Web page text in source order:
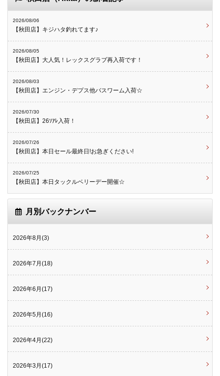
2026/08/06
【秋田店】キジハタ釣れてます♪
2026/08/05
【秋田店】大人気！レックスグラブ再入荷です！
2026/08/03
【秋田店】エンジン・デプス他バスワーム入荷☆
2026/07/30
【秋田店】26ｿｱﾚ入荷！
2026/07/26
【秋田店】本日セール最終日!お急ぎください!
2026/07/25
【秋田店】本日タックルベリーデー開催☆
月別バックナンバー
2026年8月(3)
2026年7月(18)
2026年6月(17)
2026年5月(16)
2026年4月(22)
2026年3月(17)